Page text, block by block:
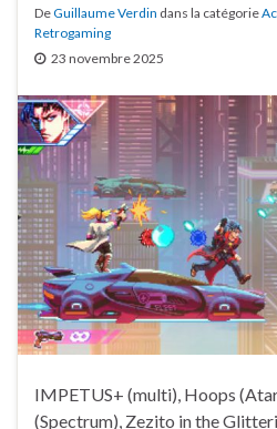
DeGuillaume Verdin dans la catégorie
Retrogaming
23 novembre 2025
IMPETUS+ (multi), Hoops
(Spectrum), Zezito in the